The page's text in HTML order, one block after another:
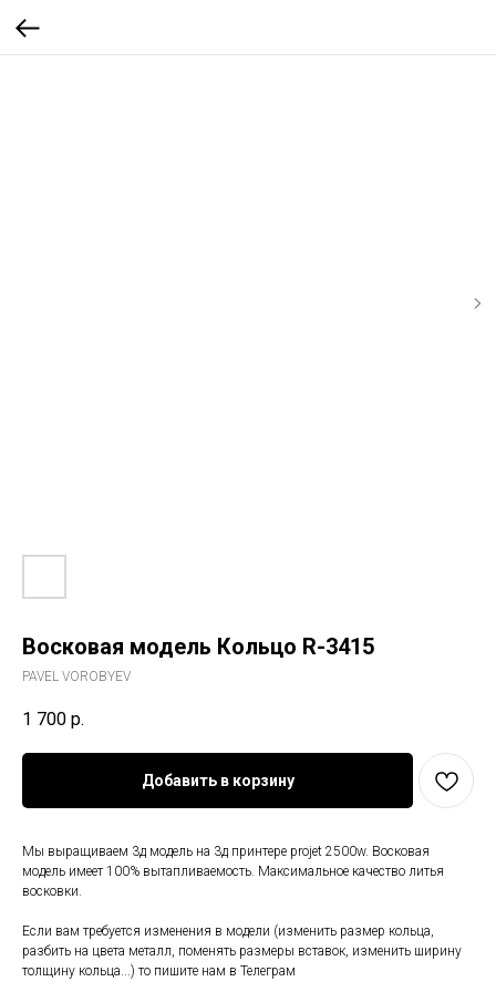
Восковая модель Кольцо R-3415
PAVEL VOROBYEV
1 700 р.
Добавить в корзину
Мы выращиваем 3д модель на 3д принтере projet 2500w. Восковая
модель имеет 100% вытапливаемость. Максимальное качество литья
восковки.
Если вам требуется изменения в модели (изменить размер кольца,
разбить на цвета металл, поменять размеры вставок, изменить ширину
толщину кольца...) то пишите нам в Телеграм